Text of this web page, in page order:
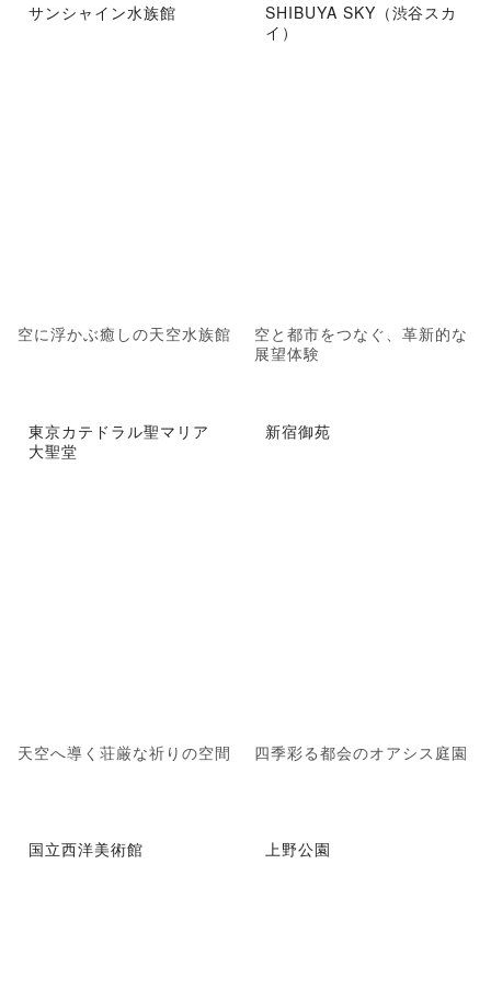
サンシャイン水族館
空に浮かぶ癒しの天空水族館
SHIBUYA SKY（渋谷スカ
イ）
空と都市をつなぐ、革新的な
展望体験
東京カテドラル聖マリア
大聖堂
天空へ導く荘厳な祈りの空間
新宿御苑
四季彩る都会のオアシス庭園
国立西洋美術館 上野公園